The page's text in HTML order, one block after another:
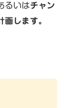
るいはチャン
します。